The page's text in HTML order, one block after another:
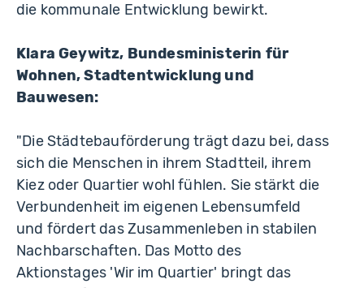
die kommunale Entwicklung bewirkt.
Klara Geywitz, Bundesministerin für
Wohnen, Stadtentwicklung und
Bauwesen:
"Die Städtebauförderung trägt dazu bei, dass
sich die Menschen in ihrem Stadtteil, ihrem
Kiez oder Quartier wohl fühlen. Sie stärkt die
Verbundenheit im eigenen Lebensumfeld
und fördert das Zusammenleben in stabilen
Nachbarschaften. Das Motto des
Aktionstages 'Wir im Quartier' bringt das